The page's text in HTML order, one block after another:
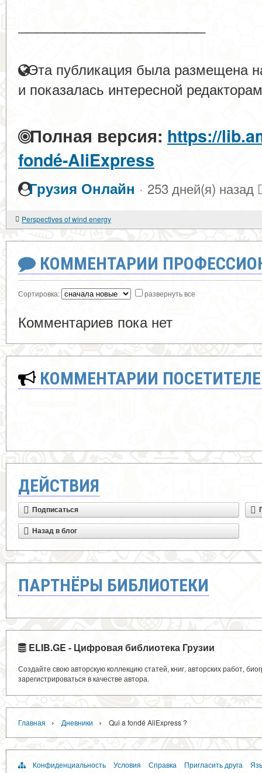
Эта публикация была размещена
и показалась интересной
Полная версия: https://
fondé-AliExpress
Грузия Онлайн · 253 дней(я) назад
Perspectives of wind energy
КОММЕНТАРИИ
Сортировка: развернуть все
Комментариев пока нет
КОММЕНТАРИИ
ДЕЙСТВИЯ
Подписаться
Назад в блог
ПАРТНЁРЫ БИБЛИОТЕКИ
ELIB.GE - Цифровая библиотека Грузии
Создайте свою авторскую коллекцию статей, книг, авторских работ,
зарегистрироваться в качестве автора.
Главная › Дневники › Qui a fondé AliExpress ?
Конфиденциальность Условия Справка Пригласить друга